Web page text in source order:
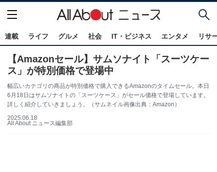
連載 ライフ グルメ 社会 IT・ビジネス エンタメ リサ
【Amazonセール】サムソナイト「スーツケー
ス」が特別価格で登場中
幅広いカテゴリの商品が特別価格で購入できるAmazonのタイムセール。本日
6月18日はサムソナイトの「スーツケース」がセール価格で登場しています。
詳しく紹介していきましょう。（サムネイル画像出典：Amazon）
2025.06.18
All About ニュース編集部